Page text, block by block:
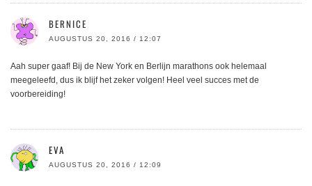
BERNICE
AUGUSTUS 20, 2016 / 12:07
Aah super gaaf! Bij de New York en Berlijn marathons ook helemaal
meegeleefd, dus ik blijf het zeker volgen! Heel veel succes met de
voorbereiding!
EVA
AUGUSTUS 20, 2016 / 12:09